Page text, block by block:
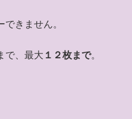
きません。
で、最大 １２枚まで。